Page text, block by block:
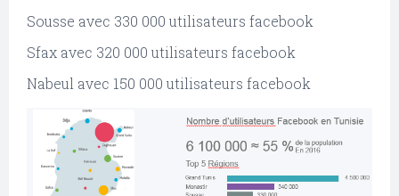
Sousse avec 330 000 utilisateurs facebook
Sfax avec 320 000 utilisateurs facebook
Nabeul avec 150 000 utilisateurs facebook